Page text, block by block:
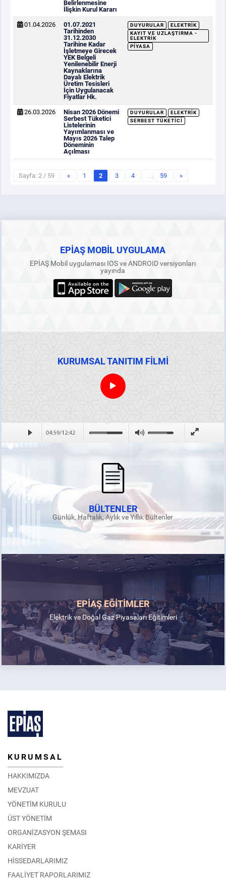
Belirlenmesine
İlişkin Kurul Kararı
01.04.2026
01.07.2021
Tarihinden
31.12.2030
Tarihine Kadar
İşletmeye Girecek
YEK Belgeli
Yenilenebilir Enerji
Kaynaklarına
Dayalı Elektrik
Üretim Tesisleri
İçin Uygulanacak
Fiyatlar Hk.
DUYURULAR
ELEKTRIK
KAYIT VE UZLAŞTIRMA -
ELEKTRIK
PIYASA
26.03.2026
Nisan 2026 Dönemi
Serbest Tüketici
Listelerinin
Yayımlanması ve
Mayıs 2026 Talep
Döneminin
Açılması
DUYURULAR
ELEKTRIK
SERBEST TÜKETICI
Sayfa: 2 / 59 « 1 2 3 4 … 59 »
EPİAŞ MOBİL UYGULAMA
EPİAŞ Mobil uygulaması IOS ve ANDROID versiyonları
yayında
KURUMSAL TANITIM FİLMİ
BÜLTENLER
Günlük, Haftalık, Aylık ve Yıllık Bültenler
EPİAŞ EĞİTİMLER
Elektrik ve Doğal Gaz Piyasaları Eğitimleri
KURUMSAL
HAKKIMIZDA
MEVZUAT
YÖNETİM KURULU
ÜST YÖNETİM
ORGANİZASYON ŞEMASI
KARİYER
HİSSEDARLARIMIZ
FAALİYET RAPORLARIMIZ